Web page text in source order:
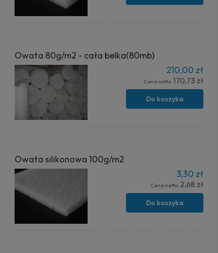
Owata 80g/m2 - cała belka(80mb)
210,00 zł
Cena netto: 170,73 zł
Do koszyka
Owata silikonowa 100g/m2
3,30 zł
Cena netto: 2,68 zł
Do koszyka